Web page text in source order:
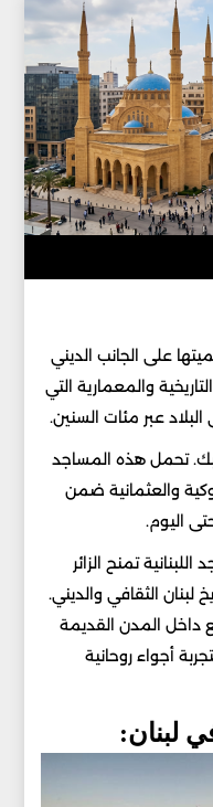
على الجانب الديني
والمعمارية التي
عبر مئات السنين.
تحمل هذه المساجد
والعثمانية ضمن
اليوم.
تمنح الزائر
الثقافي والديني.
داخل المدن القديمة
أجواء روحانية
لبنان: